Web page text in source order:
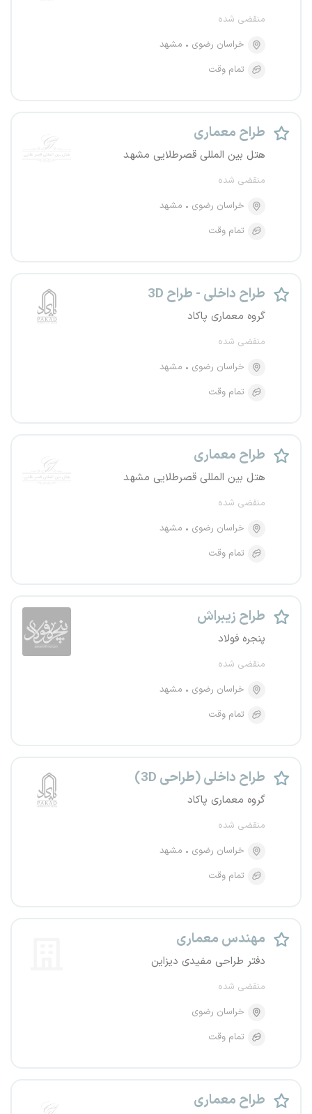
منقضی شده
خراسان رضوی
مشهد
تمام وقت
طراح معماری
هتل بین المللی قصرطلایی مشهد
منقضی شده
خراسان رضوی
مشهد
تمام وقت
طراح داخلی - طراح 3D
گروه معماری پاکاد
منقضی شده
خراسان رضوی
مشهد
تمام وقت
طراح معماری
هتل بین المللی قصرطلایی مشهد
منقضی شده
خراسان رضوی
مشهد
تمام وقت
طراح زیبراش
پنجره فولاد
منقضی شده
خراسان رضوی
مشهد
تمام وقت
طراح داخلی (طراحی 3D)
گروه معماری پاکاد
منقضی شده
خراسان رضوی
مشهد
تمام وقت
مهندس معماری
دفتر طراحی مفیدی دیزاین
منقضی شده
خراسان رضوی
تمام وقت
طراح معماری